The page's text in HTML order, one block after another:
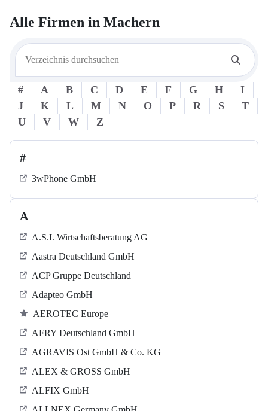
Alle Firmen in Machern
# A B C D E F G H
I
J
K L M N O P R S
T
U
V W Z
#
3wPhone GmbH
A
A.S.I. Wirtschaftsberatung AG
Aastra Deutschland GmbH
ACP Gruppe Deutschland
Adapteo GmbH
AEROTEC Europe
AFRY Deutschland GmbH
AGRAVIS Ost GmbH & Co. KG
ALEX & GROSS GmbH
ALFIX GmbH